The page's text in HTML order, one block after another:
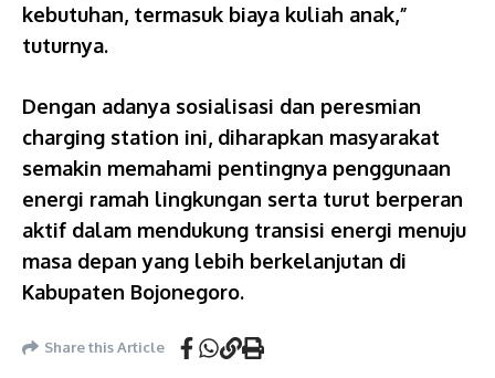
kebutuhan, termasuk biaya kuliah anak,”
tuturnya.
Dengan adanya sosialisasi dan peresmian
charging station ini, diharapkan masyarakat
semakin memahami pentingnya penggunaan
energi ramah lingkungan serta turut berperan
aktif dalam mendukung transisi energi menuju
masa depan yang lebih berkelanjutan di
Kabupaten Bojonegoro.
Share this Article